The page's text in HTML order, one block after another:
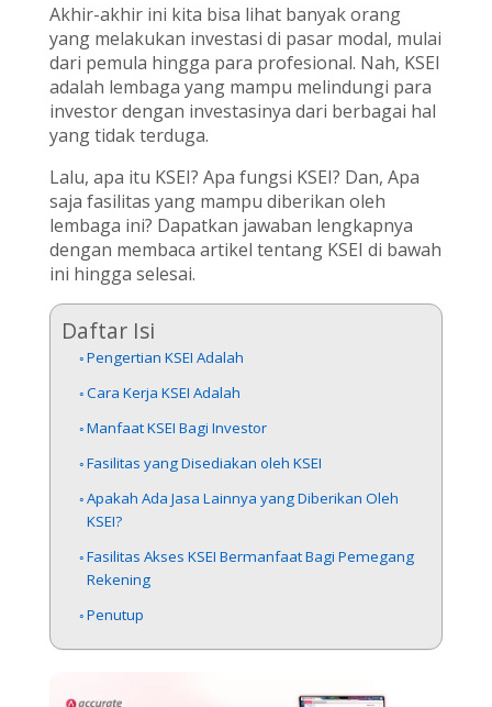
Akhir-akhir ini kita bisa lihat banyak orang
yang melakukan investasi di pasar modal, mulai
dari pemula hingga para profesional. Nah, KSEI
adalah lembaga yang mampu melindungi para
investor dengan investasinya dari berbagai hal
yang tidak terduga.
Lalu, apa itu KSEI? Apa fungsi KSEI? Dan, Apa
saja fasilitas yang mampu diberikan oleh
lembaga ini? Dapatkan jawaban lengkapnya
dengan membaca artikel tentang KSEI di bawah
ini hingga selesai.
Daftar Isi
Pengertian KSEI Adalah
Cara Kerja KSEI Adalah
Manfaat KSEI Bagi Investor
Fasilitas yang Disediakan oleh KSEI
Apakah Ada Jasa Lainnya yang Diberikan Oleh
KSEI?
Fasilitas Akses KSEI Bermanfaat Bagi Pemegang
Rekening
Penutup